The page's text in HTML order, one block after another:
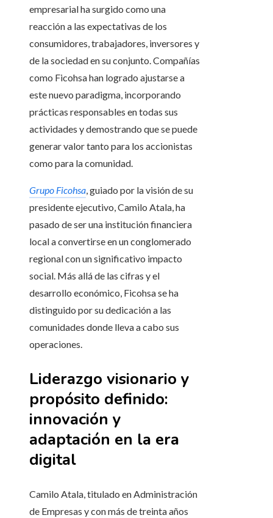
empresarial ha surgido como una
reacción a las expectativas de los
consumidores, trabajadores, inversores y
de la sociedad en su conjunto. Compañías
como Ficohsa han logrado ajustarse a
este nuevo paradigma, incorporando
prácticas responsables en todas sus
actividades y demostrando que se puede
generar valor tanto para los accionistas
como para la comunidad.
Grupo Ficohsa, guiado por la visión de su
presidente ejecutivo, Camilo Atala, ha
pasado de ser una institución financiera
local a convertirse en un conglomerado
regional con un significativo impacto
social. Más allá de las cifras y el
desarrollo económico, Ficohsa se ha
distinguido por su dedicación a las
comunidades donde lleva a cabo sus
operaciones.
Liderazgo visionario y
propósito definido:
innovación y
adaptación en la era
digital
Camilo Atala, titulado en Administración
de Empresas y con más de treinta años